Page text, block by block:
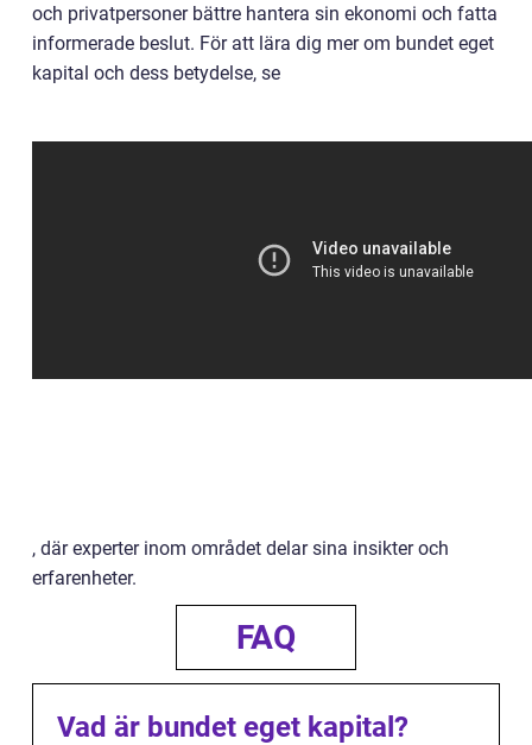
och privatpersoner bättre hantera sin ekonomi och fatta
informerade beslut. För att lära dig mer om bundet eget
kapital och dess betydelse, se
, där experter inom området delar sina insikter och
erfarenheter.
FAQ
Vad är bundet eget kapital?